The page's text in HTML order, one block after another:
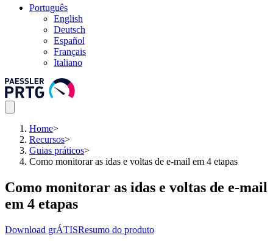
Português
English
Deutsch
Español
Français
Italiano
Home>
Recursos>
Guias práticos>
Como monitorar as idas e voltas de e-mail em 4 etapas
Como monitorar as idas e voltas de e-mail
em 4 etapas
Download grÁTISResumo do produto